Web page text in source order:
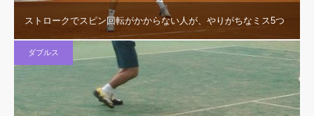
ストロークでスピン回転がかからない人が、やりがちなミス5つ
ダブルス